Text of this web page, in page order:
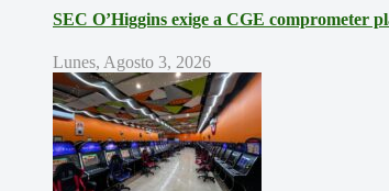
SEC O’Higgins exige a CGE comprometer
Lunes, Agosto 3, 2026